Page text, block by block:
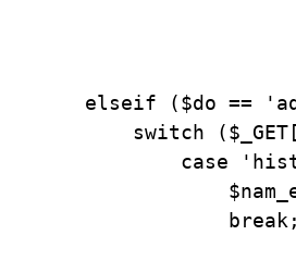
elseif ($do ==
switch
case
            break;